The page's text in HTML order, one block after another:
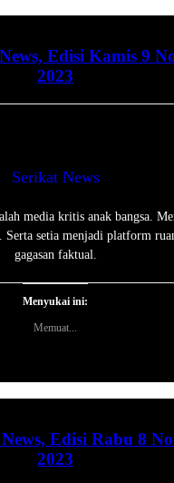
Edisi Kamis 9
2023
Serikat News
media kritis anak bangsa.
Serta setia menjadi platform
gagasan faktual.
Menyukai ini:
Memuat...
Edisi Rabu 8
2023